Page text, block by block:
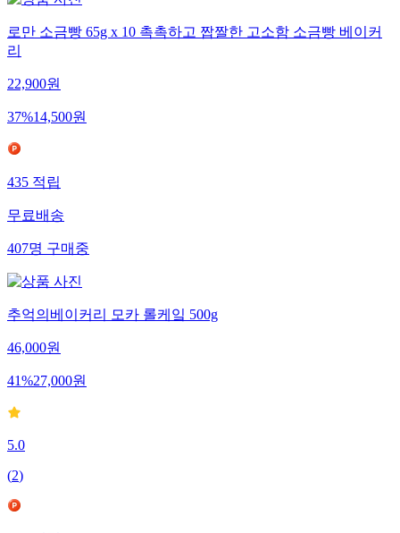
로만 소금빵 65g x 10 촉촉하고 짭짤한 고소함 소금빵 베이커
리
22,900원
37%14,500원
435적립
무료배송
407명구매중
추억의베이커리 모카 롤케잌 500g
46,000원
41%27,000원
5.0
(2)